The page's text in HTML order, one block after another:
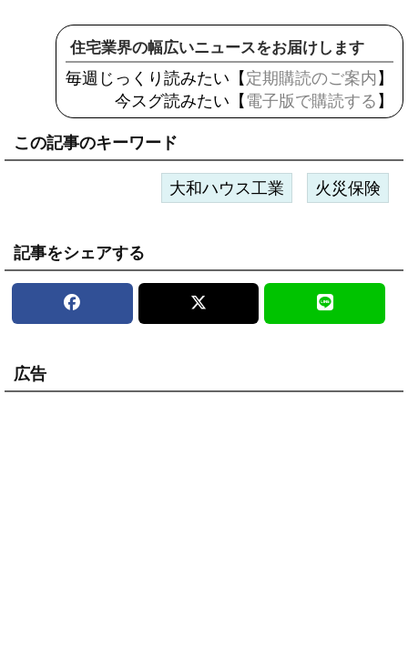
住宅業界の幅広いニュースをお届けします
毎週じっくり読みたい【 定期購読のご案内 】
今スグ読みたい【 電子版で購読する 】
この記事のキーワード
大和ハウス工業 火災保険
記事をシェアする
広告